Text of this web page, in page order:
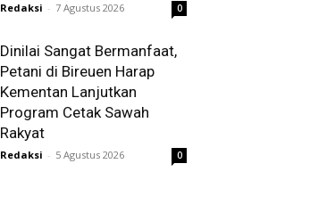
Redaksi - 7 Agustus 2026 0
Dinilai Sangat Bermanfaat,
Petani di Bireuen Harap
Kementan Lanjutkan
Program Cetak Sawah
Rakyat
Redaksi - 5 Agustus 2026 0